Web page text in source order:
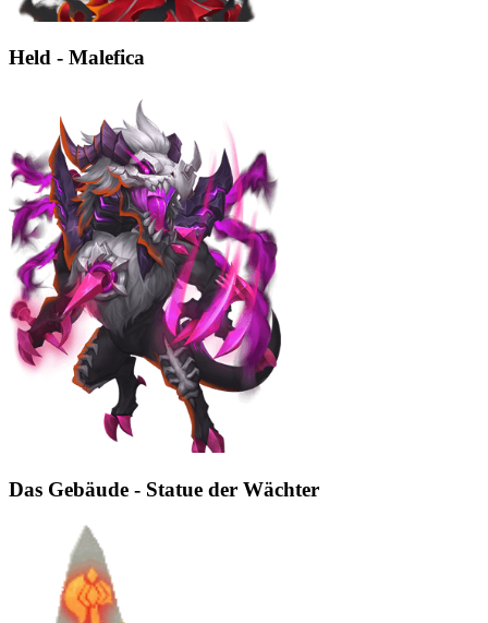
Held - Malefica
Das Gebäude - Statue der Wächter